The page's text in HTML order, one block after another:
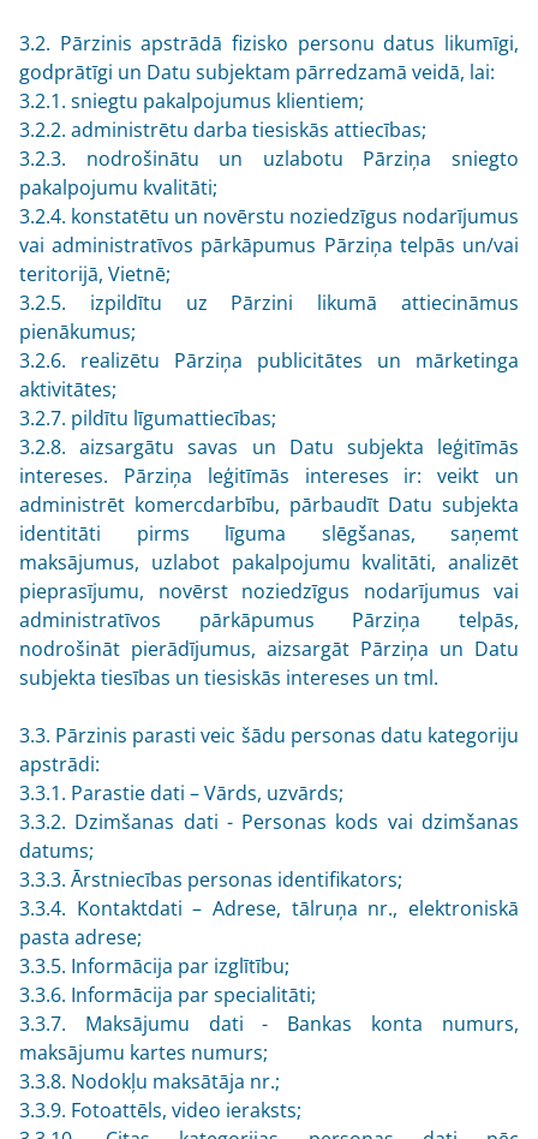
3.2. Pārzinis apstrādā fizisko personu datus likumīgi,
godprātīgi un Datu subjektam pārredzamā veidā, lai:
3.2.1. sniegtu pakalpojumus klientiem;
3.2.2. administrētu darba tiesiskās attiecības;
3.2.3. nodrošinātu un uzlabotu Pārziņa sniegto
pakalpojumu kvalitāti;
3.2.4. konstatētu un novērstu noziedzīgus nodarījumus
vai administratīvos pārkāpumus Pārziņa telpās un/vai
teritorijā, Vietnē;
3.2.5. izpildītu uz Pārzini likumā attiecināmus
pienākumus;
3.2.6. realizētu Pārziņa publicitātes un mārketinga
aktivitātes;
3.2.7. pildītu līgumattiecības;
3.2.8. aizsargātu savas un Datu subjekta leģitīmās
intereses. Pārziņa leģitīmās intereses ir: veikt un
administrēt komercdarbību, pārbaudīt Datu subjekta
identitāti pirms līguma slēgšanas, saņemt
maksājumus, uzlabot pakalpojumu kvalitāti, analizēt
pieprasījumu, novērst noziedzīgus nodarījumus vai
administratīvos pārkāpumus Pārziņa telpās,
nodrošināt pierādījumus, aizsargāt Pārziņa un Datu
subjekta tiesības un tiesiskās intereses un tml.
3.3. Pārzinis parasti veic šādu personas datu kategoriju
apstrādi:
3.3.1. Parastie dati – Vārds, uzvārds;
3.3.2. Dzimšanas dati - Personas kods vai dzimšanas
datums;
3.3.3. Ārstniecības personas identifikators;
3.3.4. Kontaktdati – Adrese, tālruņa nr., elektroniskā
pasta adrese;
3.3.5. Informācija par izglītību;
3.3.6. Informācija par specialitāti;
3.3.7. Maksājumu dati - Bankas konta numurs,
maksājumu kartes numurs;
3.3.8. Nodokļu maksātāja nr.;
3.3.9. Fotoattēls, video ieraksts;